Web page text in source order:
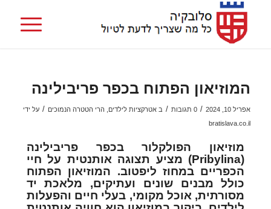
המוזיאון הפתוח בכפר פריבילינה
אפריל 10, 2024 / 0 תגובות / ב אטרקציות לילדים הרי הטטרה הנמוכים / על ידי
bratislava.co.il
מוזיאון הפולקלור בכפר פריבילינה
(Pribylina) מציע תצוגה אותנטית על חיי
הכפריים במחוז ליפטוב. המוזיאון הפתוח
כולל מבנים שונים ועתיקים, מלאכת יד
מסורתית, אוכל מקומי, בעלי חיים והפעלות